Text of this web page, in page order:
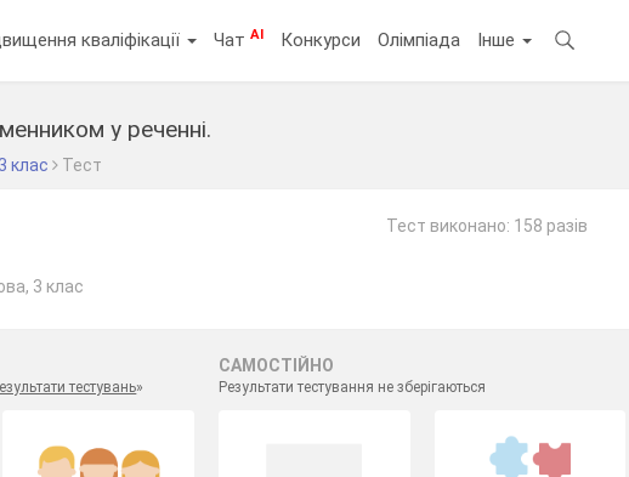
кваліфікації ЧатAI Конкурси Олімпіада Інше
у реченні.
3 клас Тест
3 клас
Тест виконано: 158 разів
тестувань»
САМОСТІЙНО
Результати тестування не зберігаються